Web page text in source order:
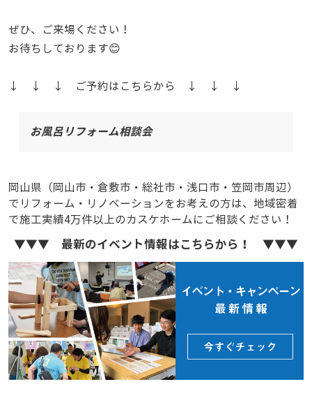
ぜひ、ご来場ください！
お待ちしております😊
↓ ↓ ↓ ご予約はこちらから ↓ ↓ ↓
お風呂リフォーム相談会
岡山県（岡山市・倉敷市・総社市・浅口市・笠岡市周辺）
でリフォーム・リノベーションをお考えの方は、地域密着
で施工実績4万件以上のカスケホームにご相談ください！
▼▼▼ 最新のイベント情報はこちらから！ ▼▼▼